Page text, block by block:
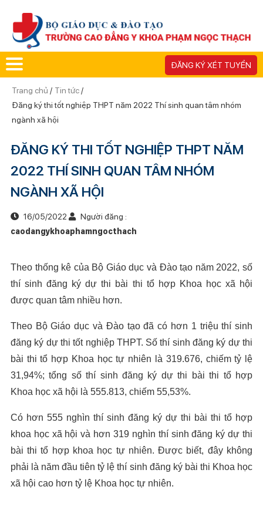
ĐĂNG KÝ XÉT TUYỂN
Trang chủ / Tin tức/
Đăng ký thi tốt nghiệp THPT năm 2022 Thí sinh quan tâm nhóm
ngành xã hội
ĐĂNG KÝ THI TỐT NGHIỆP THPT NĂM
2022 THÍ SINH QUAN TÂM NHÓM
NGÀNH XÃ HỘI
16/05/2022
Người đăng :
caodangykhoaphamngocthach
Theo thống kê của Bộ Giáo dục và Đào tạo năm 2022, số
thí sinh đăng ký dự thi bài thi tổ hợp Khoa học xã hội
được quan tâm nhiều hơn.
Theo Bộ Giáo dục và Đào tạo đã có hơn 1 triệu thí sinh
đăng ký dự thi tốt nghiệp THPT. Số thí sinh đăng ký dự thi
bài thi tổ hợp Khoa học tự nhiên là 319.676, chiếm tỷ lệ
31,94%; tổng số thí sinh đăng ký dự thi bài thi tổ hợp
Khoa học xã hội là 555.813, chiếm 55,53%.
Có hơn 555 nghìn thí sinh đăng ký dự thi bài thi tổ hợp
khoa học xã hội và hơn 319 nghìn thí sinh đăng ký dự thi
bài thi tổ hợp khoa học tự nhiên.Được biết, đây không
phải là năm đầu tiên tỷ lệ thí sinh đăng ký bài thi Khoa học
xã hội cao hơn tỷ lệ Khoa học tự nhiên.